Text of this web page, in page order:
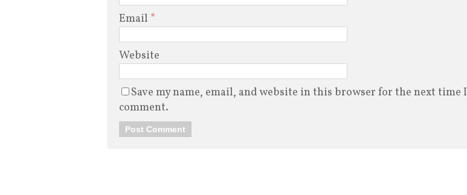
Email *
Website
Save my name, email, and website in this browser for the next time I
comment.